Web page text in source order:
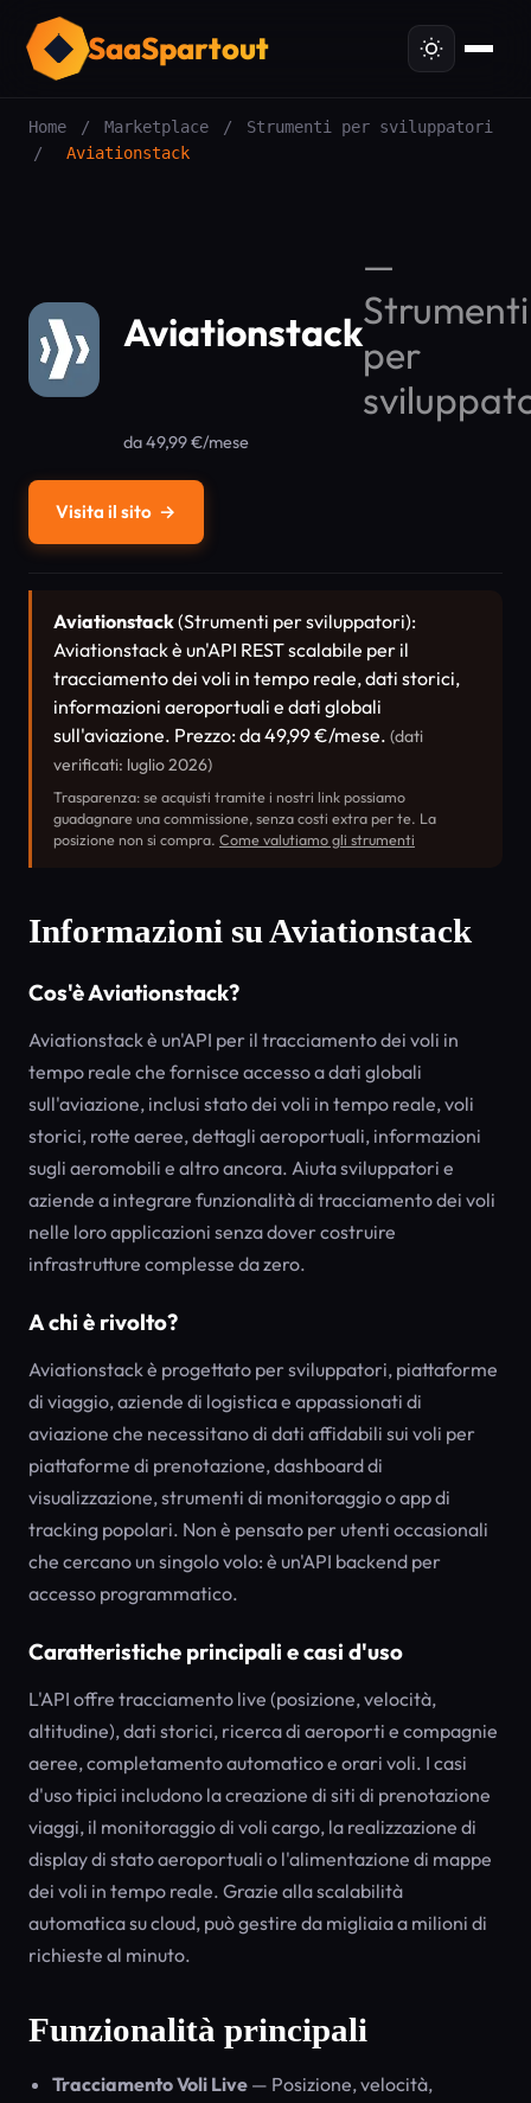
SaaSpartout
Home / Marketplace /
Strumenti per sviluppatori
/
Aviationstack
Aviationstack
—
Strumenti
per
da 49,99 €/mese
Visita il sito →
Aviationstack(Strumenti per sviluppatori):
Aviationstack è un'API REST scalabile per il
tracciamento dei voli in tempo reale, dati storici,
informazioni aeroportuali e dati globali
sull'aviazione. Prezzo: da 49,99 €/mese. (dati
verificati: luglio 2026)
Trasparenza: se acquisti tramite i nostri link possiamo
guadagnare una commissione, senza costi extra per te. La
posizione non si compra. Come valutiamo gli strumenti
Informazioni su Aviationstack
Cos'è Aviationstack?
Aviationstack è un'API per il tracciamento dei voli in
tempo reale che fornisce accesso a dati globali
sull'aviazione, inclusi stato dei voli in tempo reale, voli
storici, rotte aeree, dettagli aeroportuali, informazioni
sugli aeromobili e altro ancora. Aiuta sviluppatori e
aziende a integrare funzionalità di tracciamento dei voli
nelle loro applicazioni senza dover costruire
infrastrutture complesse da zero.
A chi è rivolto?
Aviationstack è progettato per sviluppatori, piattaforme
di viaggio, aziende di logistica e appassionati di
aviazione che necessitano di dati affidabili sui voli per
piattaforme di prenotazione, dashboard di
visualizzazione, strumenti di monitoraggio o app di
tracking popolari. Non è pensato per utenti occasionali
che cercano un singolo volo: è un'API backend per
accesso programmatico.
Caratteristiche principali e casi d'uso
L'API offre tracciamento live (posizione, velocità,
altitudine), dati storici, ricerca di aeroporti e compagnie
aeree, completamento automatico e orari voli. I casi
d'uso tipici includono la creazione di siti di prenotazione
viaggi, il monitoraggio di voli cargo, la realizzazione di
display di stato aeroportuali o l'alimentazione di mappe
dei voli in tempo reale. Grazie alla scalabilità
automatica su cloud, può gestire da migliaia a milioni di
richieste al minuto.
Funzionalità principali
Tracciamento Voli Live — Posizione, velocità,